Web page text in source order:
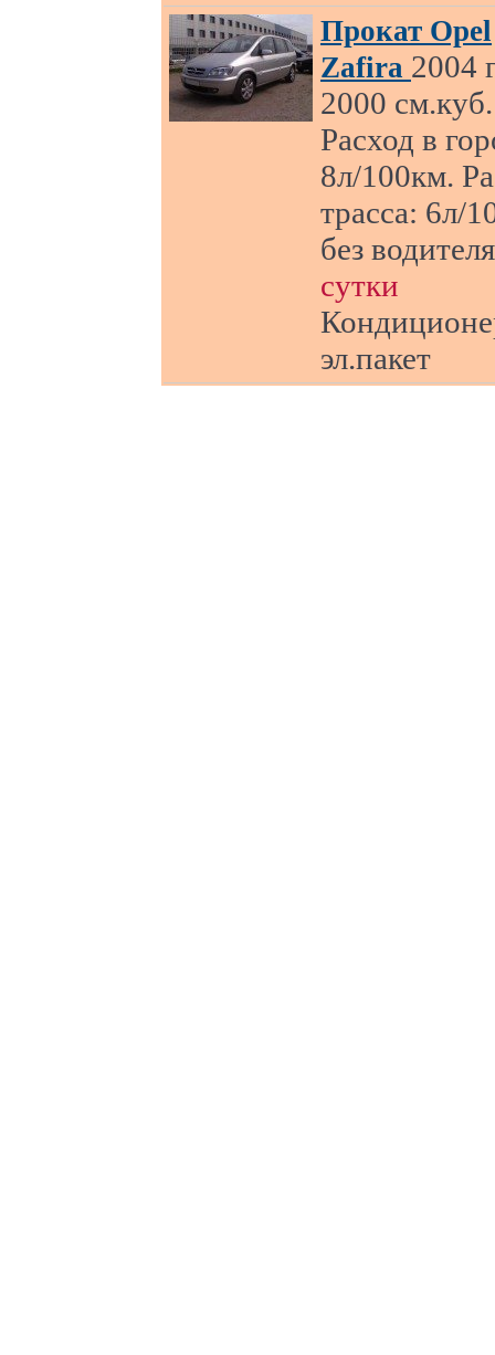
Прокат Opel
Zafira 2004
2000 см.куб.
Расход в
8л/100км.
трасса: 6л/
без
сутки
эл.пакет